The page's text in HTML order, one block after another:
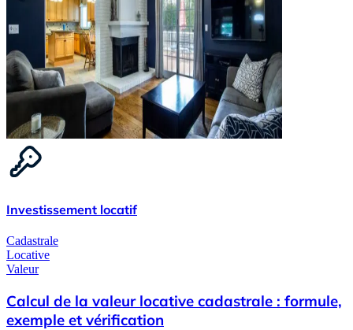
Investissement locatif
Cadastrale
Locative
Valeur
Calcul de la valeur locative cadastrale : formule,
exemple et vérification